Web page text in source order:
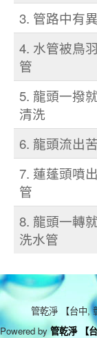
3. 管路中有
4. 水管被鳥
管
5. 龍頭一撥
清洗
6. 龍頭流出
7. 蓮蓬頭噴
管
8. 龍頭一轉
洗水管
管乾淨 【台中,
Powered by 管乾淨 【